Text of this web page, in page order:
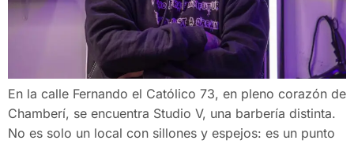
En la calle Fernando el Católico 73, en pleno corazón de
Chamberí, se encuentra Studio V, una barbería distinta.
No es solo un local con sillones y espejos: es un punto